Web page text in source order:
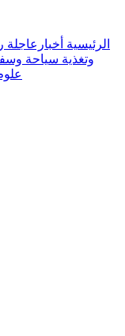
الرئيسية أخبارعاجلة
وتغذية سياحة